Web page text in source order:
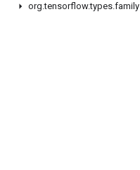
org.tensorflow.types.family